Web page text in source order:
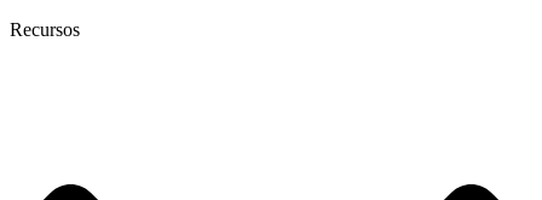
Recursos